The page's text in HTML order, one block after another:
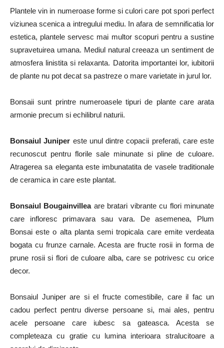
Plantele vin in numeroase forme si culori care pot spori perfect
viziunea scenica a intregului mediu. In afara de semnificatia lor
estetica, plantele servesc mai multor scopuri pentru a sustine
supravetuirea umana. Mediul natural creeaza un sentiment de
atmosfera linistita si relaxanta. Datorita importantei lor, iubitorii
de plante nu pot decat sa pastreze o mare varietate in jurul lor.
Bonsaii sunt printre numeroasele tipuri de plante care arata
armonie precum si echilibrul naturii.
Bonsaiul Juniper este unul dintre copacii preferati, care este
recunoscut pentru florile sale minunate si pline de culoare.
Atragerea sa eleganta este imbunatatita de vasele traditionale
de ceramica in care este plantat.
Bonsaiul Bougainvilleaare bratari vibrante cu flori minunate
care infloresc primavara sau vara. De asemenea, Plum
Bonsai este o alta planta semi tropicala care emite verdeata
bogata cu frunze carnale. Acesta are fructe rosii in forma de
prune rosii si flori de culoare alba, care se potrivesc cu orice
decor.
Bonsaiul Juniper are si el fructe comestibile, care il fac un
cadou perfect pentru diverse persoane si, mai ales, pentru
acele persoane care iubesc sa gateasca. Acesta se
completeaza cu gratie cu lumina interioara stralucitoare a